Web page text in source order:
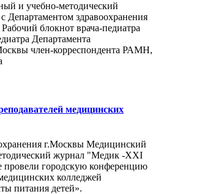
и учебно-методический
Департаментом здравоохранения
блокнот врача-педиатра
Департамента
член-корреспондента РАМН,
медицинских
г.Москвы Медицинский
журнал "Медик -ХХI
провели городскую конференцию
колледжей
питания детей».